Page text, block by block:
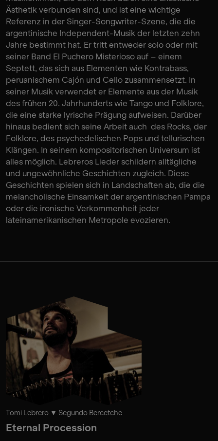
Ästhetik verbunden sind, und ist eine wichtige
Referenz in der Singer-Songwriter-Szene, die die
argentinische Independent-Musik der letzten zehn
Jahre bestimmt hat. Er tritt entweder solo oder mit
seiner Band El Puchero Misterioso auf – einem
Septett, das sich aus Elementen wie Kontrabass,
peruanischem Cajón und Cello zusammensetzt. In
seiner Musik verwendet er Elemente aus der Musik
des frühen 20. Jahrhunderts wie Tango und Folklore,
die eine starke lyrische Prägung aufweisen. Darüber
hinaus bedient sich seine Arbeit auch des Rocks, der
Folklore, des psychedelischen Pops und tellurischen
Klängen. In seinem kompositorischen Universum ist
alles möglich. Lebreros Lieder schildern alltägliche
und ungewöhnliche Geschichten zugleich. Diese
Geschichten spielen sich in Landschaften ab, die die
melancholische Einsamkeit der argentinischen Pampa
oder die ironische Verkommenheit jeder
lateinamerikanischen Metropole evozieren.
Tomi Lebrero Segundo Bercetche
Eternal Procession